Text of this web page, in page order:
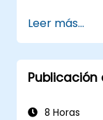
Mejorar
Actuar
Leer más...
Publicación
8 Horas